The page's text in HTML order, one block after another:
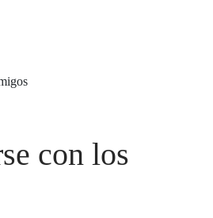
con los